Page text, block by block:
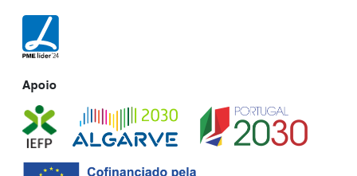
Apoio